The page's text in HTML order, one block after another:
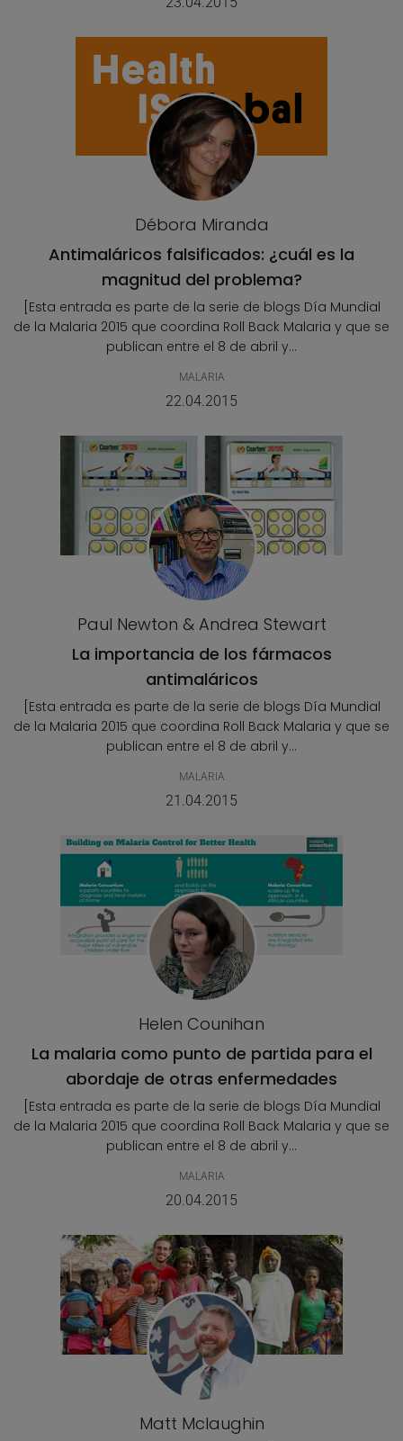
Débora Miranda
Antimaláricos falsificados: ¿cuál es la
magnitud del problema?
[Esta entrada es parte de la serie de blogs Día Mundial
de la Malaria 2015 que coordina Roll Back Malaria y que se
publican entre el 8 de abril y...
MALARIA
22.04.2015
Paul Newton & Andrea Stewart
La importancia de los fármacos
antimaláricos
[Esta entrada es parte de la serie de blogs Día Mundial
de la Malaria 2015 que coordina Roll Back Malaria y que se
publican entre el 8 de abril y...
MALARIA
21.04.2015
Helen Counihan
La malaria como punto de partida para el
abordaje de otras enfermedades
[Esta entrada es parte de la serie de blogs Día Mundial
de la Malaria 2015 que coordina Roll Back Malaria y que se
publican entre el 8 de abril y...
MALARIA
20.04.2015
Matt Mclaughin